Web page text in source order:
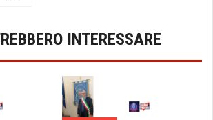
INTERESSARE